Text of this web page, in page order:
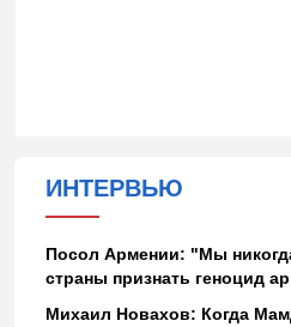
ИНТЕРВЬЮ
Посол Армении: "Мы
страны признать геноцид
Михаил Новахов: Когда